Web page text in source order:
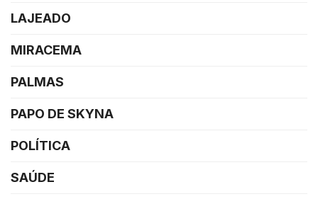
LAJEADO
MIRACEMA
PALMAS
PAPO DE SKYNA
POLÍTICA
SAÚDE